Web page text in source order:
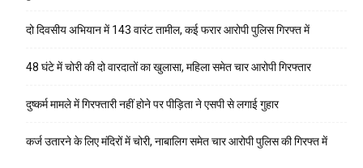
दो दिवसीय अभियान में 143 वारंट तामील, कई फरार आरोपी पुलिस गिरफ्त में
48 घंटे में चोरी की दो वारदातों का खुलासा, महिला समेत चार आरोपी गिरफ्तार
दुष्कर्म मामले में गिरफ्तारी नहीं होने पर पीड़िता ने एसपी से लगाई गुहार
कर्ज उतारने के लिए मंदिरों में चोरी, नाबालिग समेत चार आरोपी पुलिस की गिरफ्त में